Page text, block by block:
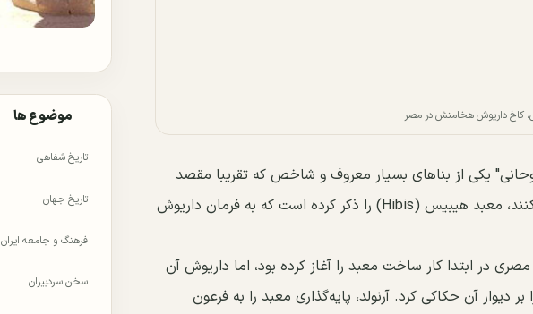
کاخ داریوش هخامنش در مصر
یکی از بناهای بسیار معروف و شاخص که تقریبا مقصد
بسیاری از جهانگردانی است که به مصر سفر می‌کنند، معبد هیبیس (Hibis) را ذکر کرده است که به فرمان داریوش
در ابتدا کار ساخت معبد را آغاز کرده بود، اما داریوش آن
دیوار آن حکاکی کرد. آرنولد، پایه‌گذاری معبد را به فرعون
موضوع ها
تاریخ شفاهی
تاریخ جهان
فرهنگ و جامعه ایران
سخن سردبیران